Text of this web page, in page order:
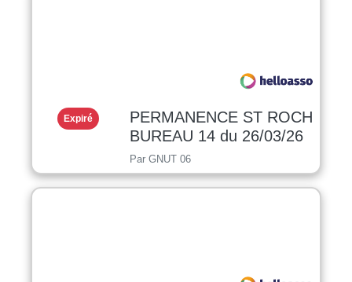
Expiré
PERMANENCE ST ROCH
BUREAU 14 du 26/03/26
Par GNUT 06